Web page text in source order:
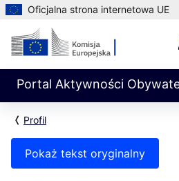
Oficjalna strona internetowa UE
Portal Aktywności
Profil
Pokaż tekst oryginalny